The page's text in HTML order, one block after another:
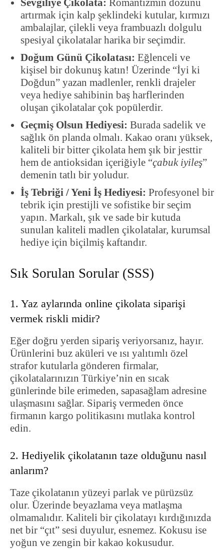
Sevgiliye Çikolata: Romantizmin dozunu
artırmak için kalp şeklindeki kutular, kırmızı
ambalajlar, çilekli veya frambuazlı dolgulu
spesiyal çikolatalar harika bir seçimdir.
Doğum Günü Çikolatası: Eğlenceli ve
kişisel bir dokunuş katın! Üzerinde “İyi ki
Doğdun” yazan madlenler, renkli drajeler
veya hediye sahibinin baş harflerinden
oluşan çikolatalar çok popülerdir.
Geçmiş Olsun Hediyesi: Burada sadelik ve
sağlık ön planda olmalı. Kakao oranı yüksek,
kaliteli bir bitter çikolata hem şık bir jesttir
hem de antioksidan içeriğiyle “çabuk iyileş”
demenin tatlı bir yoludur.
İş Tebriği / Yeni İş Hediyesi: Profesyonel bir
tebrik için prestijli ve sofistike bir seçim
yapın. Markalı, şık ve sade bir kutuda
sunulan kaliteli madlen çikolatalar, kurumsal
hediye için biçilmiş kaftandır.
Sık Sorulan Sorular (SSS)
1. Yaz aylarında online çikolata siparişi
vermek riskli midir?
Eğer doğru yerden sipariş veriyorsanız, hayır.
Ürünlerini buz aküleri ve ısı yalıtımlı özel
strafor kutularla gönderen firmalar,
çikolatalarınızın Türkiye’nin en sıcak
günlerinde bile erimeden, sapasağlam adresine
ulaşmasını sağlar. Sipariş vermeden önce
firmanın kargo politikasını mutlaka kontrol
edin.
2. Hediyelik çikolatanın taze olduğunu nasıl
anlarım?
Taze çikolatanın yüzeyi parlak ve pürüzsüz
olur. Üzerinde beyazlama veya matlaşma
olmamalıdır. Kaliteli bir çikolatayı kırdığınızda
net bir “çıt” sesi duyulur, esnemez. Kokusu ise
yoğun ve zengin bir kakao kokusudur.